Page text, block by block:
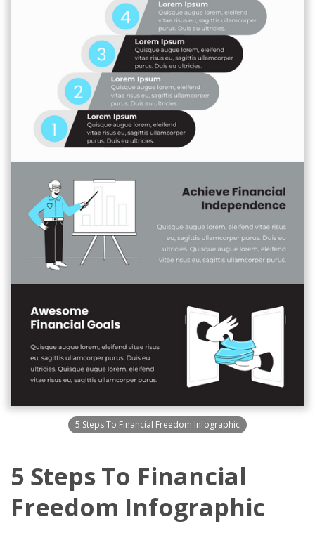
5 Steps To Financial Freedom Infographic
5 Steps To Financial
Freedom Infographic